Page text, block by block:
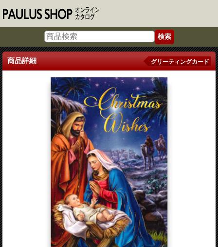
商品詳細 グリーティングカード